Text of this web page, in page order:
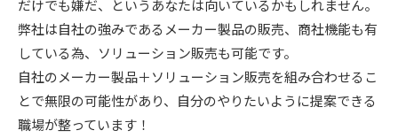
だけでも嫌だ、というあなたは向いているかもしれません。
弊社は自社の強みであるメーカー製品の販売、商社機能も有
している為、ソリューション販売も可能です。
自社のメーカー製品＋ソリューション販売を組み合わせるこ
とで無限の可能性があり、自分のやりたいように提案できる
職場が整っています！